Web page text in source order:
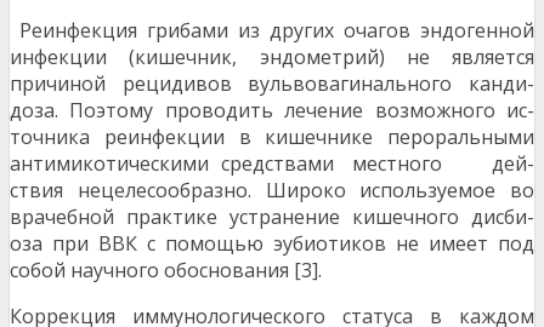
Реинфекция грибами из других очагов эндогенной
инфекции (кишечник, эндометрий) не является
причиной рецидивов вульвовагинального канди-
доза. Поэтому проводить лечение возможного ис-
точника реинфекции в кишечнике пероральными
антимикотическими средствами местного дей-
ствия нецелесообразно. Широко используемое во
врачебной практике устранение кишечного дисби-
оза при ВВК c помощью эубиотиков не имеет под
собой научного обоснования [3].
Коррекция иммунологического статуса в каждом